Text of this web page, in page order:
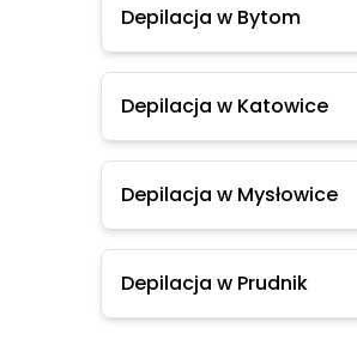
Depilacja w Bytom
Depilacja w Katowice
Depilacja w Mysłowice
Depilacja w Prudnik